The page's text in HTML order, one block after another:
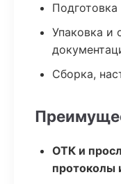
Упаковка и
Сборка,
ОТК и
протоколы